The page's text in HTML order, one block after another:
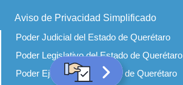
Aviso de Privacidad Simplificado
Poder Judicial del Estado de Querétaro
Poder Legislativo del Estado de Querétaro
Poder Ejecutivo del Estado de Querétaro